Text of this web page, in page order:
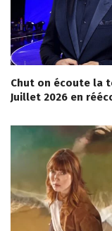
Chut on écoute la
Juillet 2026 en